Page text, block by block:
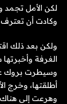
لكن الأمل
وكادت أن تعترف
ولكن بعد ذلك
الغرفة
وسيطرت بروك
أطلقتها، وخرج
وهرعت إلى